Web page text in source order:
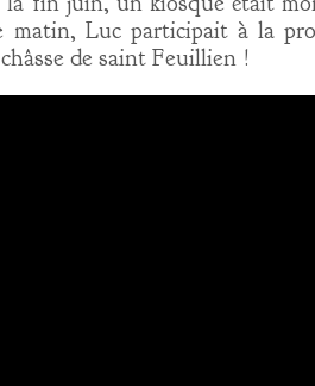
Luc participait à la
de saint Feuillien !